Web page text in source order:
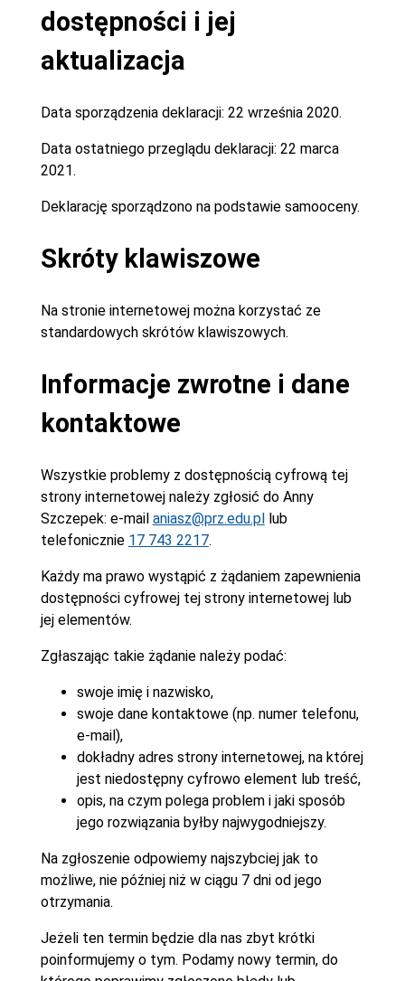
dostępności i jej
aktualizacja
Data sporządzenia deklaracji: 22 września 2020.
Data ostatniego przeglądu deklaracji: 22 marca
2021.
Deklarację sporządzono na podstawie samooceny.
Skróty klawiszowe
Na stronie internetowej można korzystać ze
standardowych skrótów klawiszowych.
Informacje zwrotne i dane
kontaktowe
Wszystkie problemy z dostępnością cyfrową tej
strony internetowej należy zgłosić do Anny
Szczepek: e-mail aniasz@prz.edu.pllub
telefonicznie 17 743 2217.
Każdy ma prawo wystąpić z żądaniem zapewnienia
dostępności cyfrowej tej strony internetowej lub
jej elementów.
Zgłaszając takie żądanie należy podać:
swoje imię i nazwisko,
swoje dane kontaktowe (np. numer telefonu,
e-mail),
dokładny adres strony internetowej, na której
jest niedostępny cyfrowo element lub treść,
opis, na czym polega problem i jaki sposób
jego rozwiązania byłby najwygodniejszy.
Na zgłoszenie odpowiemy najszybciej jak to
możliwe, nie później niż w ciągu 7 dni od jego
otrzymania.
Jeżeli ten termin będzie dla nas zbyt krótki
poinformujemy o tym. Podamy nowy termin, do